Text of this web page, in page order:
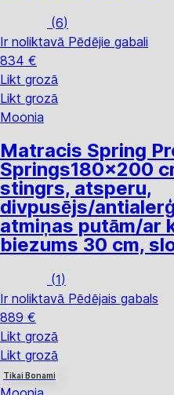
(6)
Ir noliktavā Pēdējie gabali
834 €
Likt grozā
Likt grozā
Moonia
Matracis Spring
Springs180x200
stingrs, atsperu,
divpusējs/
atmiņas putām/ar
biezums 30 cm,
(1)
Ir noliktavā Pēdējais gabals
889 €
Likt grozā
Likt grozā
Tikai Bonami